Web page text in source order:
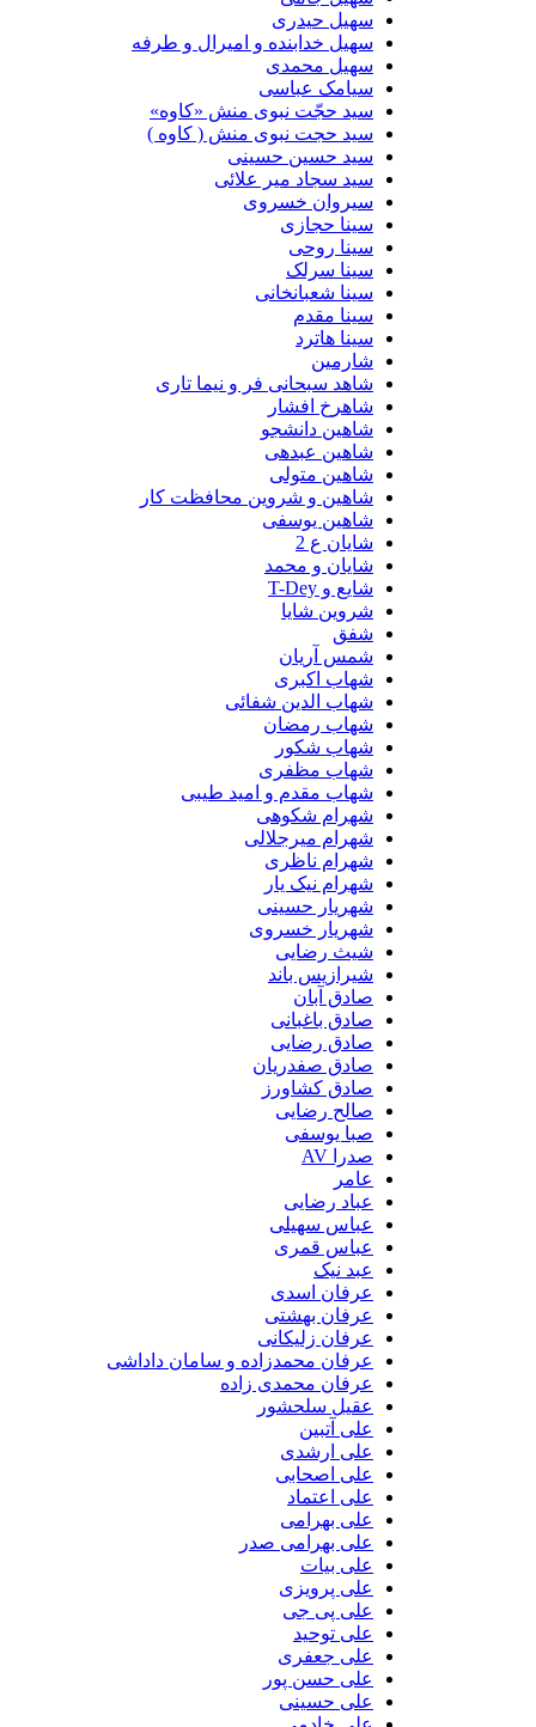
سهیل حیدری
سهیل خدابنده و امیرال و طرفه
سهیل محمدی
سیامک عباسی
سید حجّت نبوی منش «کاوه»
سید حجت نبوی منش ( کاوه )
سید حسین حسینى
سید سجاد میر علائی
سیروان خسروی
سینا حجازی
سینا روحی
سینا سرلک
سینا شعبانخانی
سینا مقدم
سینا هاترد
شارمین
شاهد سبحانی فر و نیما تاری
شاهرخ افشار
شاهین دانشجو
شاهین عبدهی
شاهین متولی
شاهین و شروین محافظت کار
شاهین یوسفی
شایان ع 2
شایان و محمد
شایع و T-Dey
شروین شایا
شفق
شمس آریان
شهاب اکبری
شهاب الدین شفائی
شهاب رمضان
شهاب شکور
شهاب مظفری
شهاب مقدم و امید طیبی
شهرام شکوهی
شهرام میرجلالی
شهرام ناظری
شهرام نیک یار
شهریار حسینی
شهریار خسروی
شیث رضایی
شیرازیس باند
صادق آبان
صادق باغبانی
صادق رضایی
صادق صفدریان
صادق کشاورز
صالح رضایی
صبا یوسفی
صدرا AV
عامر
عباد رضایی
عباس سهیلی
عباس قمری
عبد نیک
عرفان اسدی
عرفان بهشتی
عرفان زلیکانی
عرفان محمدزاده و سامان داداشی
عرفان محمدی زاده
عقیل سلحشور
علی آتبین
علی ارشدی
علی اصحابی
علی اعتماد
علی بهرامی
علی بهرامی صدر
علی بیات
علی پرویزی
علی پی جی
علی توحید
علی جعفری
علی حسن پور
علی حسینی